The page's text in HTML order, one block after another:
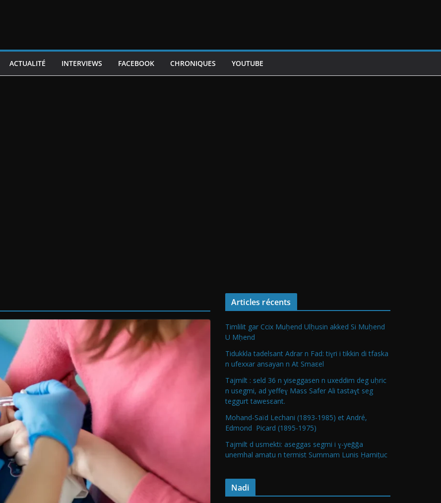
ACTUALITÉ INTERVIEWS FACEBOOK CHRONIQUES YOUTUBE
Articles récents
Timlilit gar Ccix Muḥend Ulḥusin akked Si Muḥend
U Mḥend
Tidukkla tadelsant Adrar n Fad: tiɣri i tikkin di tfaska
n ufexxar ansayan n At Smaεel
Tajmilt : seld 36 n yiseggasen n uxeddim deg uḥric
n usegmi, ad yeffeɣ Mass Safer Ali tastaɣt seg
teggurt tawesεant.
Mohand-Saïd Lechani (1893-1985) et André,
Edmond Picard (1895-1975)
Tajmilt d usmekti: aseggas segmi i ɣ-yeǧǧa
unemhal amatu n termist Summam Lunis Ḥamiṭuc
Nadi